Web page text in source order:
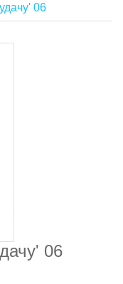
06
06